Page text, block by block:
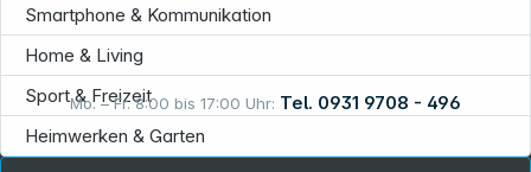
Mo. – Fr. 8:00 bis 17:00 Uhr: Tel. 0931 9708 - 496
Smartphone & Kommunikation
Home & Living
Sport & Freizeit
Heimwerken & Garten